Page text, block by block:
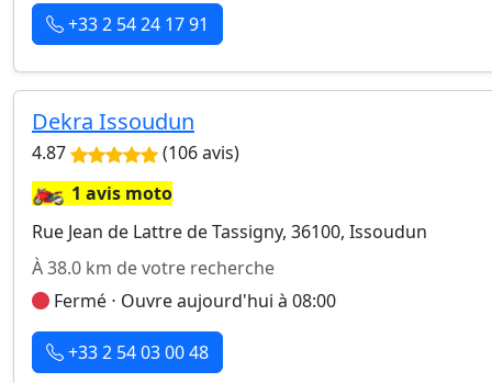
+33 2 54 24 17 91
Dekra Issoudun
4.87 (106 avis)
🏍️1 avis moto
Rue Jean de Lattre de Tassigny, 36100, Issoudun
À 38.0 km de votre recherche
Fermé ⋅ Ouvre aujourd'hui à 08:00
+33 2 54 03 00 48